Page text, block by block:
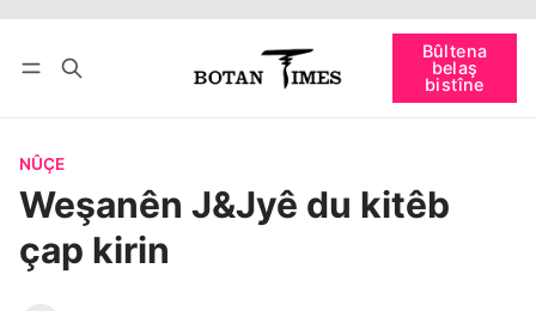
Bûltena
belaş
bistîne
bişopîne
NÛÇE
Weşanên J&Jyê du kitêb
çap kirin